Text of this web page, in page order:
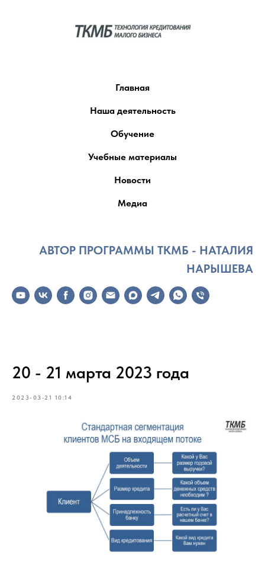
Главная
Наша деятельность
Обучение
Учебные материалы
Новости
Медиа
АВТОР ПРОГРАММЫ ТКМБ - НАТАЛИЯ
НАРЫШЕВА
20 - 21 марта 2023 года
2023-03-21 10:14